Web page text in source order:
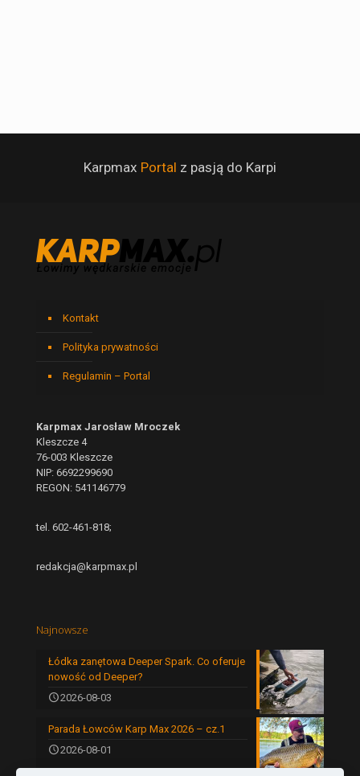
Karpmax Portal z pasją do Karpi
Kontakt
Polityka prywatności
Regulamin – Portal
Karpmax Jarosław Mroczek
Kleszcze 4
76-003 Kleszcze
NIP: 6692299690
REGON: 541146779
tel. 602-461-818;
redakcja@karpmax.pl
Najnowsze
Łódka zanętowa Deeper Spark. Co oferuje
nowość od Deeper?
2026-08-03
Parada Łowców Karp Max 2026 – cz.1
2026-08-01